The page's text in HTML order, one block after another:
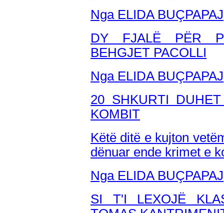
Nga ELIDA BUÇPAPAJ
DY FJALË PËR
BEHGJET PACOLLI
Nga ELIDA BUÇPAPAJ
20 SHKURTI
KOMBIT
Këtë ditë e kujton
dënuar ende krimet e
Nga ELIDA BUÇPAPAJ
SI T'I LEXOJË